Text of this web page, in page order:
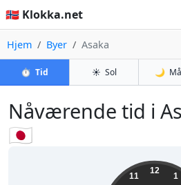
🇳🇴 Klokka.net
Hjem Byer Asaka
⏱️ Tid ☀️ Sol 🌙
Nåværende tid i
🇯🇵
12
1
11